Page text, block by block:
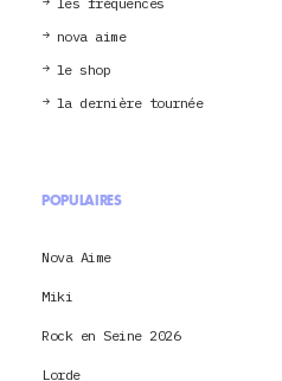
nova aime
le shop
la dernière tournée
POPULAIRES
Nova Aime
Miki
Rock en Seine 2026
Lorde